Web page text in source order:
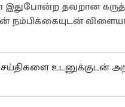
தவறான
நம்பிக்கையுடன்
உடனுக்குடன்